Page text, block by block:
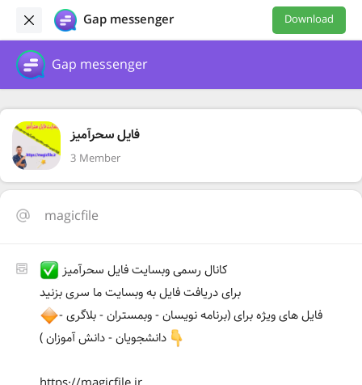
Gap messenger Download
Gap messenger
فایل سحرآمیز
3 Member
magicfile
کانال رسمی وبسایت فایل سحرآمیز
برای دریافت فایل به وبسایت ما سری بزنید
فایل های ویژه برای (برنامه نویسان - وبمستران - بلاگری -
دانشجویان - دانش آموزان )